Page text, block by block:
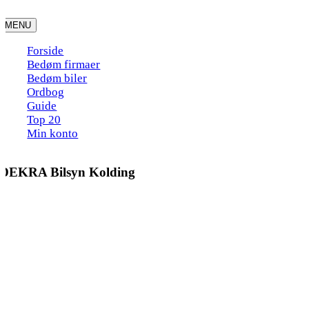
to
content
MENU
Forside
Bedøm firmaer
Bedøm biler
Ordbog
Guide
Top 20
Min konto
Bilsyn Kolding